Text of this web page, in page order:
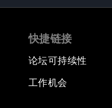
快捷链接
论坛可持续性
工作机会